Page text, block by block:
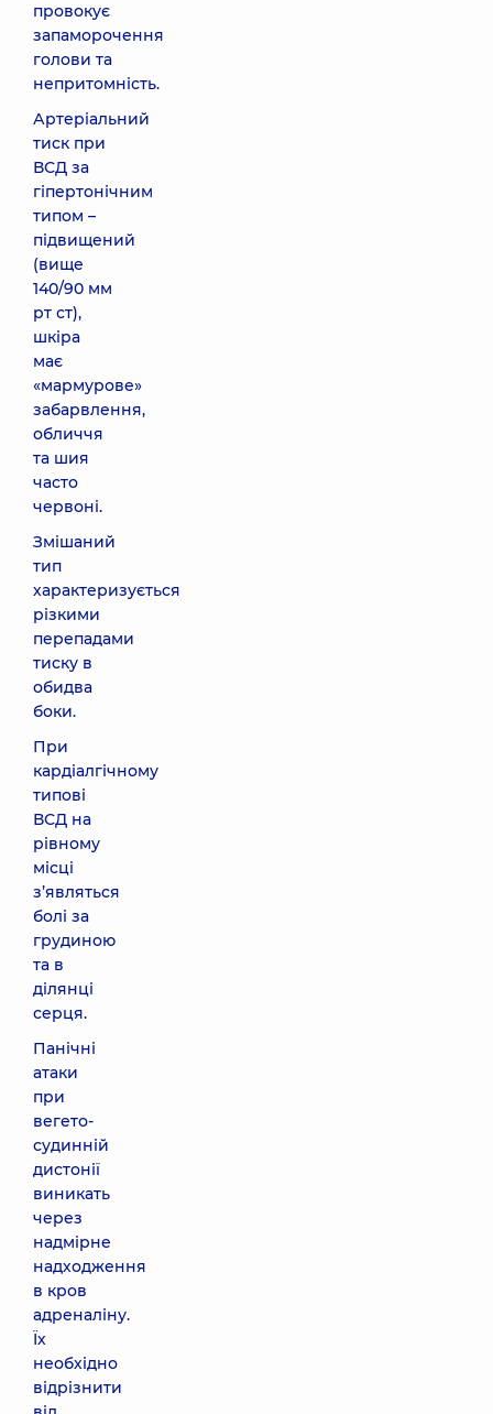
провокує
запаморочення
голови та
непритомність.
Артеріальний
тиск при
ВСД за
гіпертонічним
типом –
підвищений
(вище
140/90 мм
рт ст),
шкіра
має
«мармурове»
забарвлення,
обличчя
та шия
часто
червоні.
Змішаний
тип
характеризується
різкими
перепадами
тиску в
обидва
боки.
При
кардіалгічному
типові
ВСД на
рівному
місці
з’являться
болі за
грудиною
та в
ділянці
серця.
Панічні
атаки
при
вегето-
судинній
дистонії
виникать
через
надмірне
надходження
в кров
адреналіну.
Їх
необхідно
відрізнити